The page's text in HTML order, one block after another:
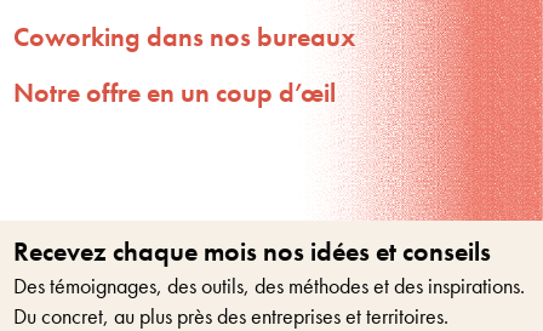
Coworking dans nos bureaux
Notre offre en un coup d’œil
Recevez chaque mois nos idées et conseils
Des témoignages, des outils, des méthodes et des inspirations.
Du concret, au plus près des entreprises et territoires.